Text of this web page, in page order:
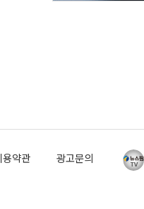
용약관 광고문의